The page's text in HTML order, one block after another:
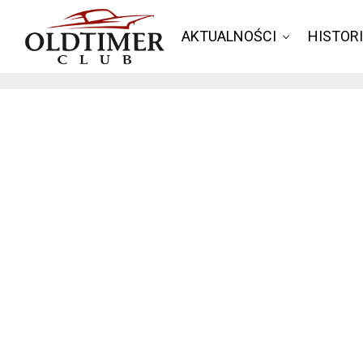
AKTUALNOŚCI